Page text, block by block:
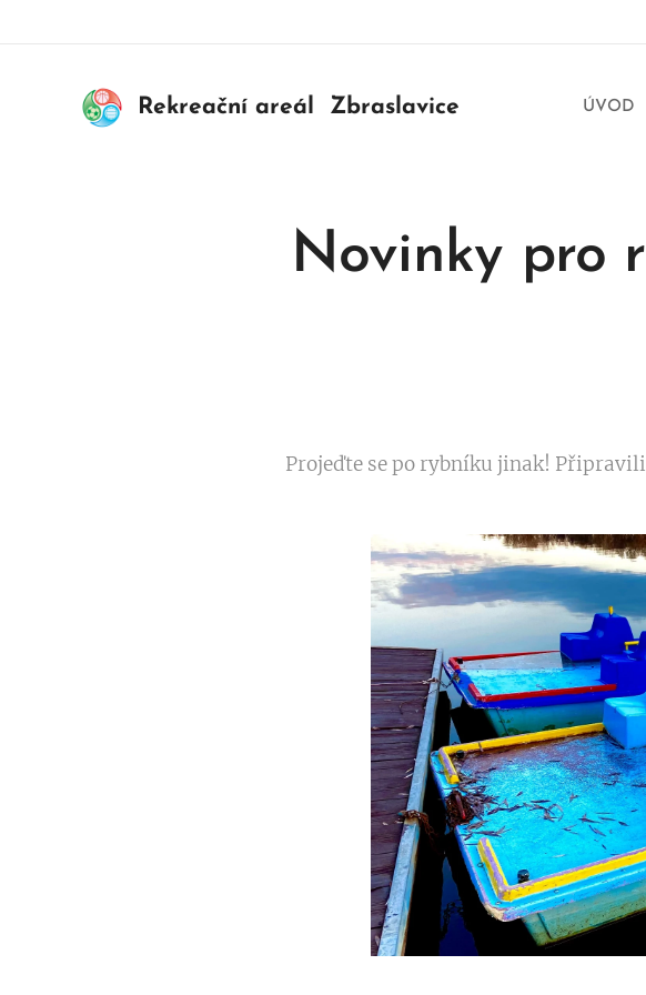
Rekreační areál Zbraslavice ÚVOD
Novinky pro
Projeďte se po rybníku jinak!